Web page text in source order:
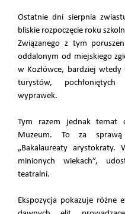
Ostatnie dni sierpnia
bliskie rozpoczęcie roku
Związanego z tym
oddalonym od miejskiego
w Kozłówce, bardziej
turystów, pochłoniętych
wyprawek.
Tym razem jednak temat
Muzeum. To za sprawą
„Bakalaureaty arystokraty.
minionych wiekach”,
teatralni.
Ekspozycja pokazuje różne